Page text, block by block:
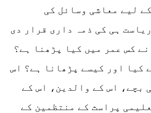
لیے معاشی وسائل کی
ہی کی ذمہ داری قرار دی
کس عمر میں کیا پڑھنا ہے؟
کیا اور کیسے پڑھانا ہے؟ اس
بچے، اس کے والدین، اس کے
پراسث کے منتظمین کے